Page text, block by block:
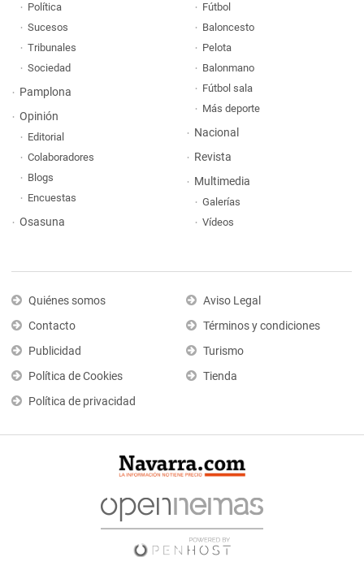
Política
Sucesos
Tribunales
Sociedad
Pamplona
Opinión
Editorial
Colaboradores
Blogs
Encuestas
Osasuna
Fútbol
Baloncesto
Pelota
Balonmano
Fútbol sala
Más deporte
Nacional
Revista
Multimedia
Galerías
Vídeos
Quiénes somos
Contacto
Publicidad
Política de Cookies
Política de privacidad
Aviso Legal
Términos y condiciones
Turismo
Tienda